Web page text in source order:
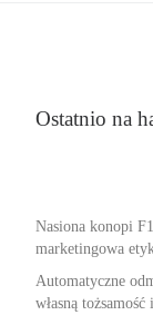
Ostatnio na
Nasiona konopi
marketingowa
Automatyczne
własną